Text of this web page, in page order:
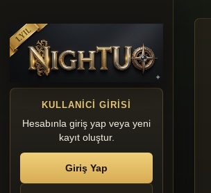
KULLANICI GIRISI
Hesabınla giriş yap veya yeni
kayıt oluştur.
Giriş Yap